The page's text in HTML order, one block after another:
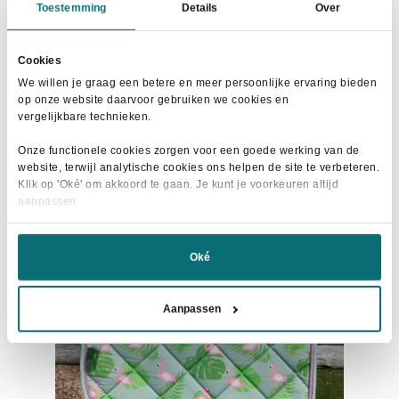
Toestemming Details Over
Cookies
We willen je graag een betere en meer persoonlijke ervaring bieden
op onze website daarvoor gebruiken we cookies en
vergelijkbare technieken.
Onze functionele cookies zorgen voor een goede werking van de
website, terwijl analytische cookies ons helpen de site te verbeteren.
Klik op 'Oké' om akkoord te gaan. Je kunt je voorkeuren altijd
aanpassen.
Oké
Aanpassen
HKM Zadeldek Bologna Donkerblauw
€34,95Oorspronkelijke
was:
€34,95.
€15,00Huidige
is:
€15,00.
Maat selecteren
product
variaties.
Deze
kan
op
productpagina
- 28%